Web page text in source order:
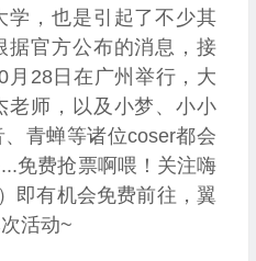
学，也是引起了不少其
据官方公布的消息，接
月28日在广州举行，大
老师，以及小梦、小小
青蝉等诸位coser都会
免费抢票啊喂！关注嗨
即有机会免费前往，翼
活动~